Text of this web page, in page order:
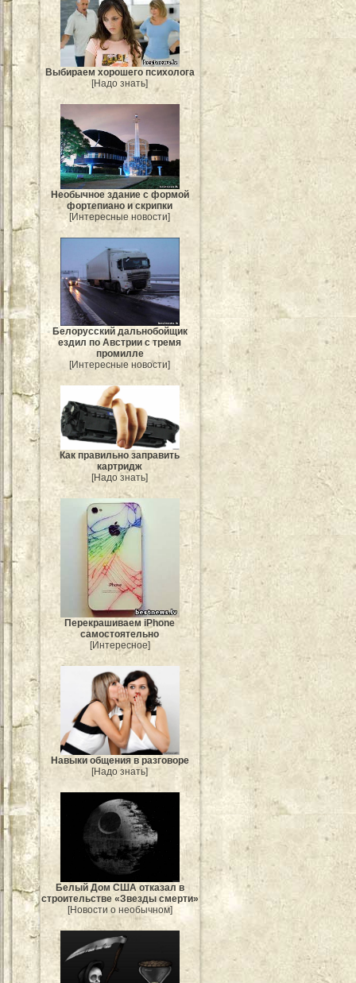
Выбираем хорошего психолога
[Надо знать]
Необычное здание с формой
фортепиано и скрипки
[Интересные новости]
Белорусский дальнобойщик
ездил по Австрии с тремя
промилле
[Интересные новости]
Как правильно заправить
картридж
[Надо знать]
Перекрашиваем iPhone
самостоятельно
[Интересное]
Навыки общения в разговоре
[Надо знать]
Белый Дом США отказал в
строительстве «Звезды смерти»
[Новости о необычном]